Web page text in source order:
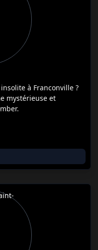
à Franconville ?
mystérieuse et